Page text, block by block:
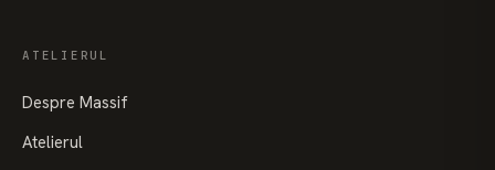
ATELIERUL
Despre Massif
Atelierul